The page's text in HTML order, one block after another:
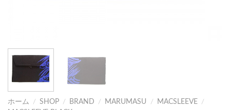
ホーム / SHOP / BRAND / MARUMASU / MACSLEEVE /